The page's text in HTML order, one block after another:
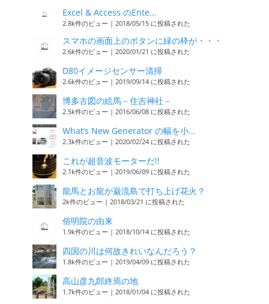
Excel & Access のEnte...
2.8k件のビュー | 2018/05/15 に投稿された
スマホの画面上のボタンに緑の枠が・・・
2.6k件のビュー | 2020/01/21 に投稿された
D80イメージセンサー清掃
2.6k件のビュー | 2019/09/14 に投稿された
博多古図の絵馬－住吉神社－
2.5k件のビュー | 2016/06/08 に投稿された
What’s New Generator の幅を小...
2.3k件のビュー | 2020/02/24 に投稿された
これが超音波モーターだ!!
2.1k件のビュー | 2019/06/09 に投稿された
龍馬とお龍が巌流島で打ち上げ花火？
2k件のビュー | 2018/03/21 に投稿された
俗明院の由来
1.9k件のビュー | 2018/10/14 に投稿された
四国の川は何故きれいなんだろう？
1.8k件のビュー | 2019/04/09 に投稿された
高山彦九郎終焉の地
1.7k件のビュー | 2018/01/04 に投稿された